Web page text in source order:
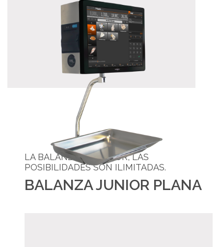
LA BALANZA ES JUNIOR, LAS
POSIBILIDADES SON ILIMITADAS.
BALANZA JUNIOR PLANA